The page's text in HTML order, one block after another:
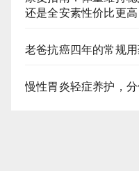
还是全安素性价比更高
老爸抗癌四年的常规
慢性胃炎轻症养护，